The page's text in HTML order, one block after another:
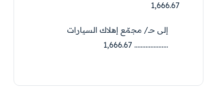
1,666.67
إلى حـ/ مجمّع إهلاك السيارات
………………… 1,666.67